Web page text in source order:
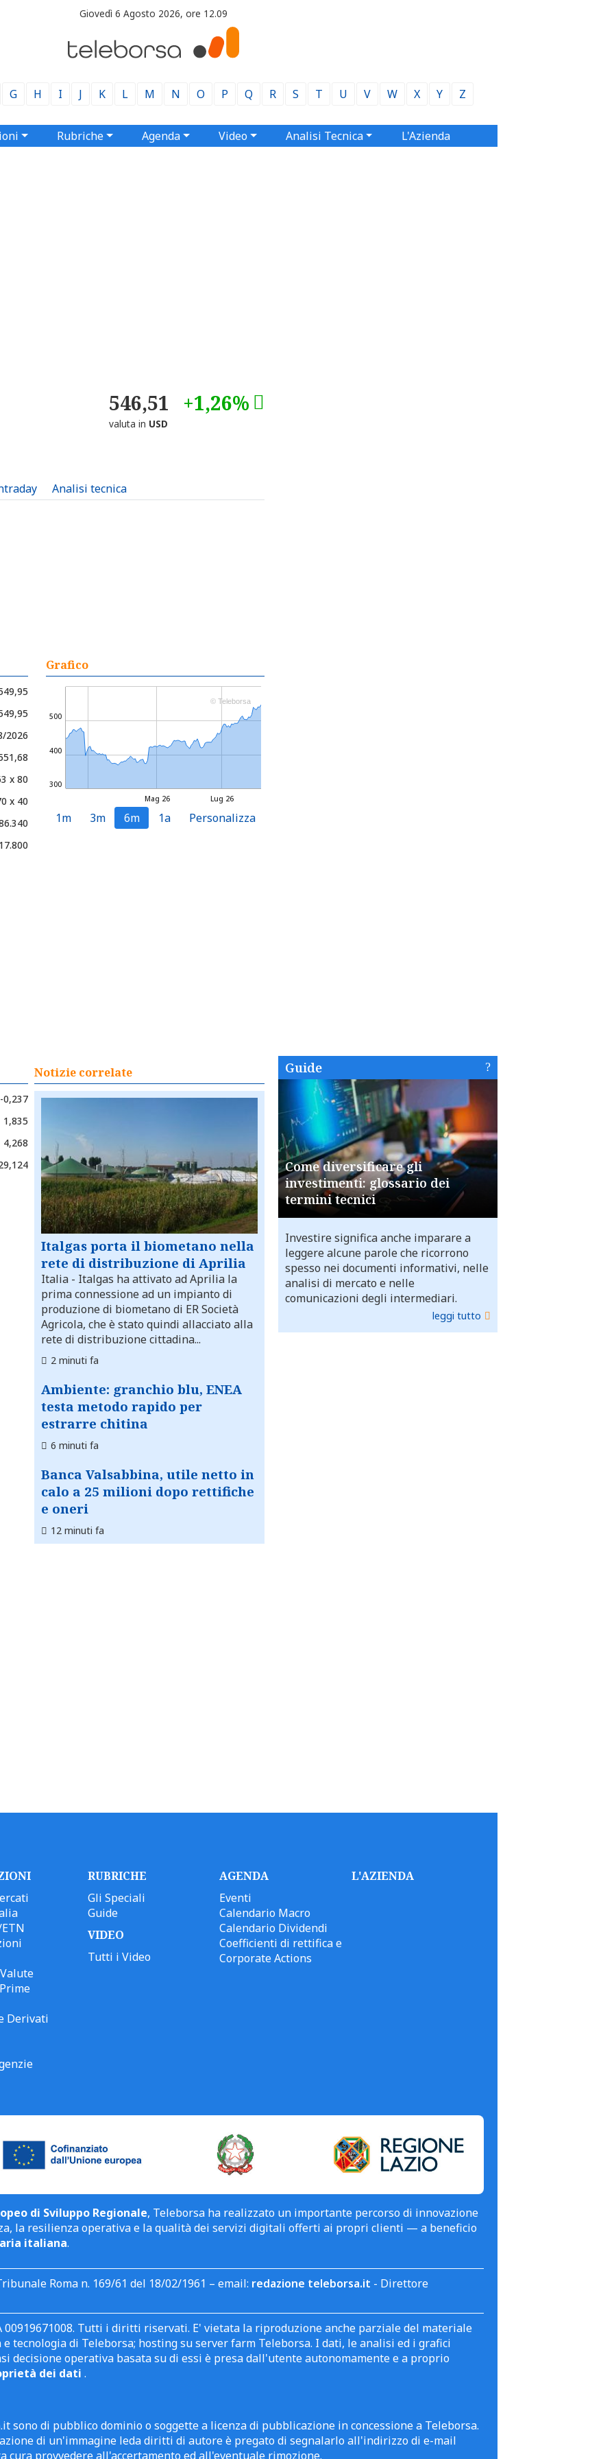
Giovedì 6 Agosto 2026, ore 12.09
G H I J K L M N O P Q R S T U V W X Y Z
Rubriche Agenda Video Analisi Tecnica L'Azienda
546,51 +1,26%
valuta in USD
Analisi tecnica
2026
x 80
x 40
Grafico
Lug 26
Mag 26
300
400
500
© Teleborsa
1m 3m 6m 1a Personalizza
-0,237
1,835
4,268
Notizie correlate
Italgas porta il biometano nella
rete di distribuzione di Aprilia
Italia - Italgas ha attivato ad Aprilia la
prima connessione ad un impianto di
produzione di biometano di ER Società
Agricola, che è stato quindi allacciato alla
rete di distribuzione cittadina...
2 minuti fa
Ambiente: granchio blu, ENEA
testa metodo rapido per
estrarre chitina
6 minuti fa
Banca Valsabbina, utile netto in
calo a 25 milioni dopo rettifiche
e oneri
12 minuti fa
Guide
Come diversificare gli
investimenti: glossario dei
termini tecnici
Investire significa anche imparare a
leggere alcune parole che ricorrono
spesso nei documenti informativi, nelle
analisi di mercato e nelle
comunicazioni degli intermediari.
leggi tutto
Derivati
RUBRICHE
Gli Speciali
Guide
VIDEO
Tutti i Video
AGENDA
Eventi
Calendario Macro
Calendario Dividendi
Coefficienti di rettifica e
Corporate Actions
L'AZIENDA
di Sviluppo Regionale, Teleborsa ha realizzato un importante percorso di innovazione
la resilienza operativa e la qualità dei servizi digitali offerti ai propri clienti — a beneficio
italiana.
Roma n. 169/61 del 18/02/1961 – email: redazione teleborsa.it - Direttore
00919671008. Tutti i diritti riservati. E' vietata la riproduzione anche parziale del materiale
tecnologia di Teleborsa; hosting su server farm Teleborsa. I dati, le analisi ed i grafici
decisione operativa basata su di essi è presa dall'utente autonomamente e a proprio
dei dati .
sono di pubblico dominio o soggette a licenza di pubblicazione in concessione a Teleborsa.
di un'immagine leda diritti di autore è pregato di segnalarlo all'indirizzo di e-mail
cura provvedere all'accertamento ed all'eventuale rimozione.